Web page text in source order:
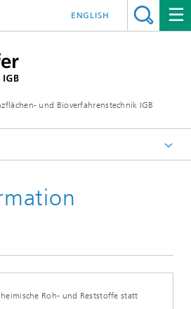
und Bioverfahrenstechnik IGB
ENGLISH
Roh- und Reststoffe statt